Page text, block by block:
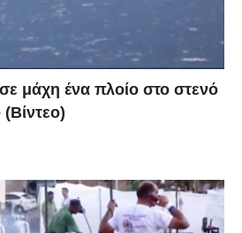
μάχη ένα πλοίο στο στενό